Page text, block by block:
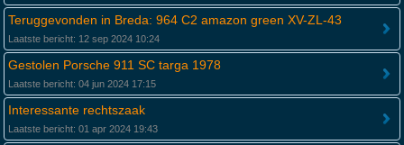
Teruggevonden in Breda: 964 C2 amazon green XV-ZL-43
Laatste bericht: 12 sep 2024 10:24
Gestolen Porsche 911 SC targa 1978
Laatste bericht: 04 jun 2024 17:15
Interessante rechtszaak
Laatste bericht: 01 apr 2024 19:43